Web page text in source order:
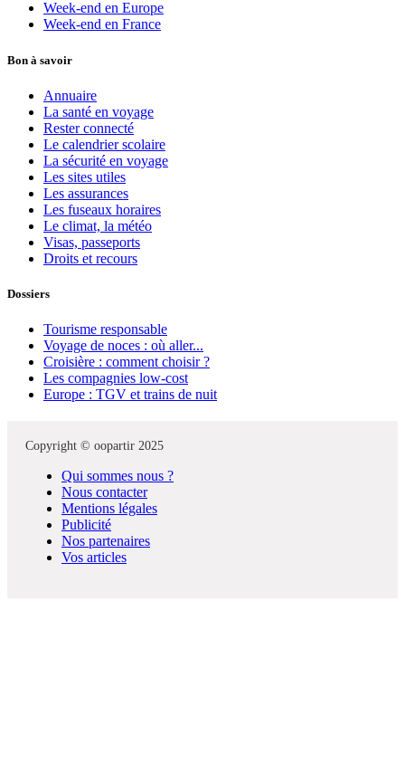
Week-end en Europe
Week-end en France
Bon à savoir
Annuaire
La santé en voyage
Rester connecté
Le calendrier scolaire
La sécurité en voyage
Les sites utiles
Les assurances
Les fuseaux horaires
Le climat, la météo
Visas, passeports
Droits et recours
Dossiers
Tourisme responsable
Voyage de noces : où aller...
Croisière : comment choisir ?
Les compagnies low-cost
Europe : TGV et trains de nuit
Copyright © oopartir 2025
Qui sommes nous ?
Nous contacter
Mentions légales
Publicité
Nos partenaires
Vos articles